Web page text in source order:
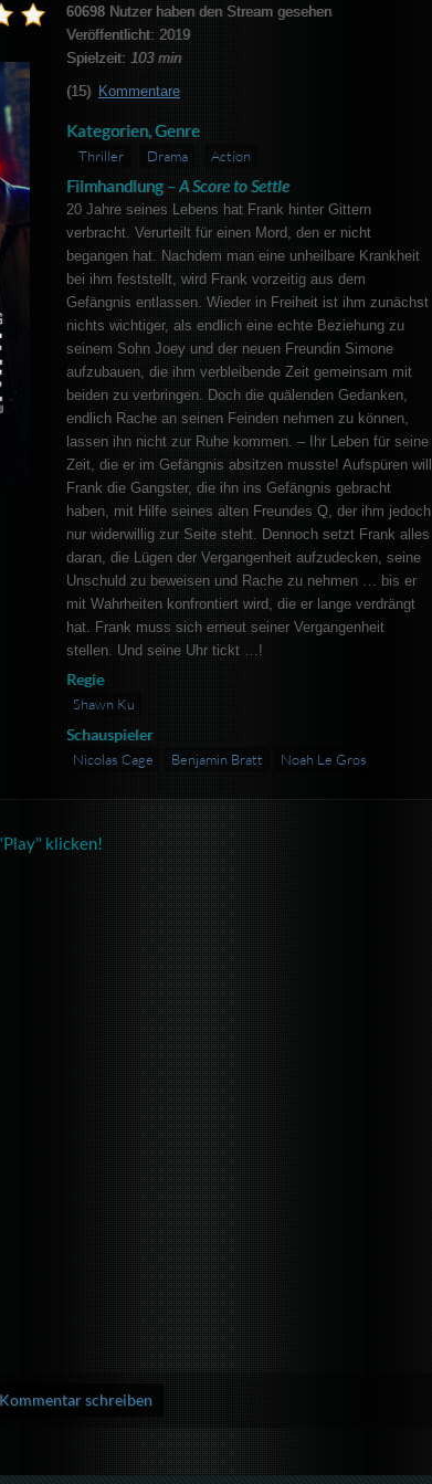
60698Nutzer haben den Stream gesehen
Veröffentlicht: 2019
Spielzeit: 103 min
(15) Kommentare
Kategorien, Genre
Thriller Drama Action
Filmhandlung –A Score to Settle
20 Jahre seines Lebens hat Frank hinter Gittern
verbracht. Verurteilt für einen Mord, den er nicht
begangen hat. Nachdem man eine unheilbare Krankheit
bei ihm feststellt, wird Frank vorzeitig aus dem
Gefängnis entlassen. Wieder in Freiheit ist ihm zunächst
nichts wichtiger, als endlich eine echte Beziehung zu
seinem Sohn Joey und der neuen Freundin Simone
aufzubauen, die ihm verbleibende Zeit gemeinsam mit
beiden zu verbringen. Doch die quälenden Gedanken,
endlich Rache an seinen Feinden nehmen zu können,
lassen ihn nicht zur Ruhe kommen. – Ihr Leben für seine
Zeit, die er im Gefängnis absitzen musste! Aufspüren will
Frank die Gangster, die ihn ins Gefängnis gebracht
haben, mit Hilfe seines alten Freundes Q, der ihm jedoch
nur widerwillig zur Seite steht. Dennoch setzt Frank alles
daran, die Lügen der Vergangenheit aufzudecken, seine
Unschuld zu beweisen und Rache zu nehmen … bis er
mit Wahrheiten konfrontiert wird, die er lange verdrängt
hat. Frank muss sich erneut seiner Vergangenheit
stellen. Und seine Uhr tickt …!
Regie
Shawn Ku
Schauspieler
Nicolas Cage Benjamin Bratt Noah Le Gros
klicken!
Kommentar schreiben